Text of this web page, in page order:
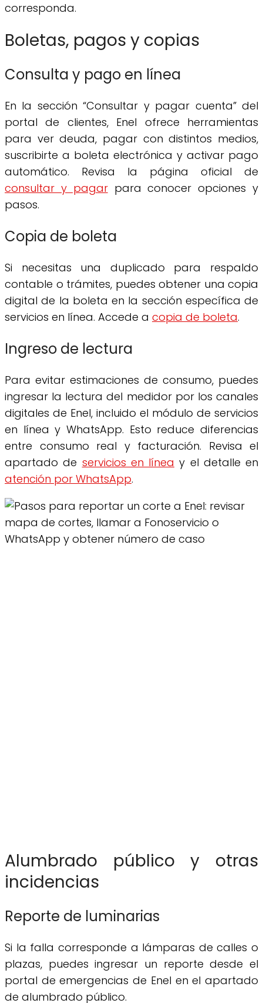
corresponda.
Boletas, pagos y copias
Consulta y pago en línea
En la sección “Consultar y pagar cuenta” del
portal de clientes, Enel ofrece herramientas
para ver deuda, pagar con distintos medios,
suscribirte a boleta electrónica y activar pago
automático. Revisa la página oficial de
consultar y pagarpara conocer opciones y
pasos.
Copia de boleta
Si necesitas una duplicado para respaldo
contable o trámites, puedes obtener una copia
digital de la boleta en la sección específica de
servicios en línea. Accede a copia de boleta.
Ingreso de lectura
Para evitar estimaciones de consumo, puedes
ingresar la lectura del medidor por los canales
digitales de Enel, incluido el módulo de servicios
en línea y WhatsApp. Esto reduce diferencias
entre consumo real y facturación. Revisa el
apartado de servicios en línea y el detalle en
atención por WhatsApp.
Alumbrado público y otras
incidencias
Reporte de luminarias
Si la falla corresponde a lámparas de calles o
plazas, puedes ingresar un reporte desde el
portal de emergencias de Enel en el apartado
de alumbrado público.